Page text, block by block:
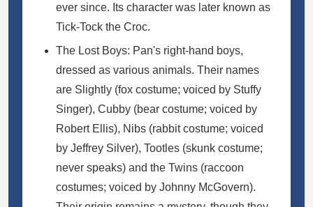
ever since. Its character was later known as
Tick-Tock the Croc.
The Lost Boys: Pan's right-hand boys,
dressed as various animals. Their names
are Slightly (fox costume; voiced by Stuffy
Singer), Cubby (bear costume; voiced by
Robert Ellis), Nibs (rabbit costume; voiced
by Jeffrey Silver), Tootles (skunk costume;
never speaks) and the Twins (raccoon
costumes; voiced by Johnny McGovern).